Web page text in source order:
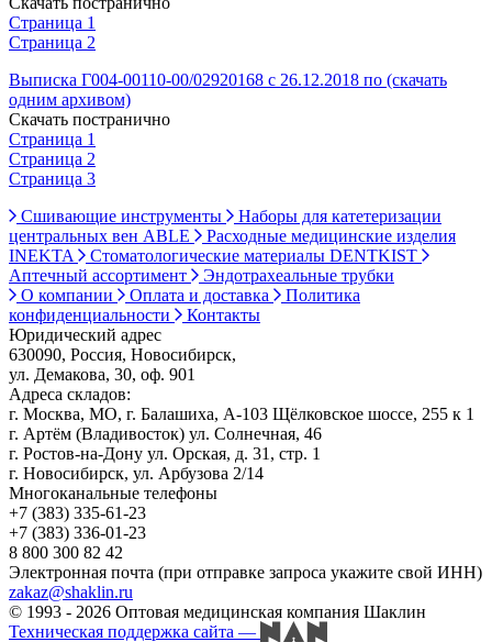
Страница 1
Страница 2
Выписка Г004-00110-00/02920168 с 26.12.2018 по (скачать
одним архивом)
Скачать постранично
Страница 1
Страница 2
Страница 3
Сшивающие инструменты
Наборы для катетеризации
центральных вен ABLE
Расходные медицинские изделия
INEKTA
Стоматологические материалы DENTKIST
Аптечный ассортимент
Эндотрахеальные трубки
О компании
Оплата и доставка
Политика
конфиденциальности
Контакты
Юридический адрес
630090, Россия, Новосибирск,
ул. Демакова, 30, оф. 901
Адреса складов:
г. Москва, МО, г. Балашиха, А-103 Щёлковское шоссе, 255 к 1
г. Артём (Владивосток) ул. Солнечная, 46
г. Ростов-на-Дону ул. Орская, д. 31, стр. 1
г. Новосибирск, ул. Арбузова 2/14
Многоканальные телефоны
+7 (383) 335-61-23
+7 (383) 336-01-23
8 800 300 82 42
Электронная почта (при отправке запроса укажите свой ИНН)
zakaz@shaklin.ru
© 1993 - 2026 Оптовая медицинская компания Шаклин
Техническая поддержка сайта —